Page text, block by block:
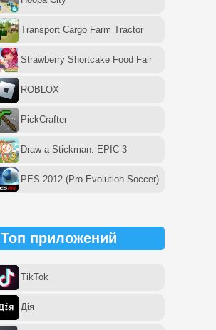
Transport Cargo Farm Tractor
Strawberry Shortcake Food Fair
ROBLOX
PickCrafter
Draw a Stickman: EPIC 3
PES 2012 (Pro Evolution Soccer)
Топ приложений
TikTok
Дія